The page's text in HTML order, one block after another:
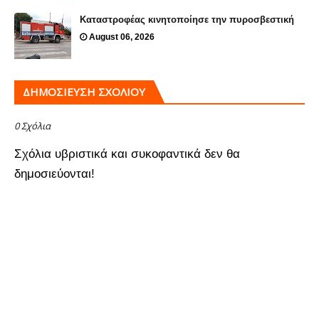
Καταστροφέας κινητοποίησε την πυροσβεστική
August 06, 2026
ΔΗΜΟΣΊΕΥΣΗ ΣΧΟΛΊΟΥ
0 Σχόλια
Σχόλια υβριστικά και συκοφαντικά δεν θα
δημοσιεύονται!